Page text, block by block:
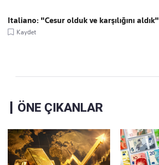
Italiano: "Cesur olduk ve karşılığını aldık"
Kaydet
ÖNE ÇIKANLAR